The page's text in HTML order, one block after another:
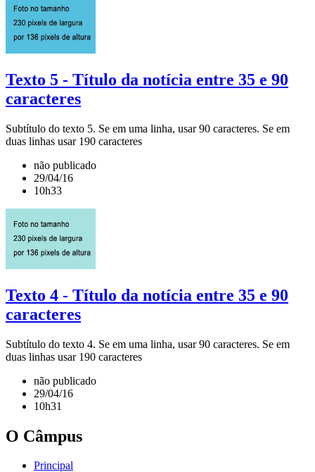
Texto 5 - Título da notícia entre 35 e 90
caracteres
Subtítulo do texto 5. Se em uma linha, usar 90 caracteres. Se em
duas linhas usar 190 caracteres
não publicado
29/04/16
10h33
Texto 4 - Título da notícia entre 35 e 90
caracteres
Subtítulo do texto 4. Se em uma linha, usar 90 caracteres. Se em
duas linhas usar 190 caracteres
não publicado
29/04/16
10h31
O Câmpus
Principal